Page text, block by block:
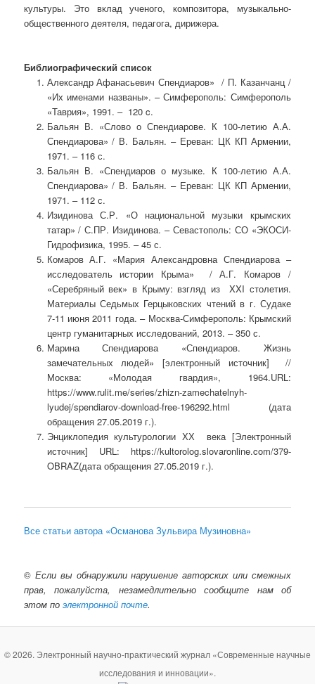
культуры. Это вклад ученого, композитора, музыкально-
общественного деятеля, педагога, дирижера.
Библиографический список
Александр Афанасьевич Спендиаров» / П. Казанчанц /
«Их именами названы». – Симферополь: Симферополь
«Таврия», 1991. – 120 c.
Бальян В. «Слово о Спендиарове. К 100-летию А.А.
Спендиарова» / В. Бальян. – Ереван: ЦК КП Армении,
1971. – 116 с.
Бальян В. «Спендиаров о музыке. К 100-летию А.А.
Спендиарова» / В. Бальян. – Ереван: ЦК КП Армении,
1971. – 112 с.
Изидинова С.Р. «О национальной музыки крымских
татар» / С.ПР. Изидинова. – Севастополь: СО «ЭКОСИ-
Гидрофизика, 1995. – 45 с.
Комаров А.Г. «Мария Александровна Спендиарова –
исследователь истории Крыма» / А.Г. Комаров /
«Серебряный век» в Крыму: взгляд из XXI столетия.
Материалы Седьмых Герцыковских чтений в г. Судаке
7-11 июня 2011 года. – Москва-Симферополь: Крымский
центр гуманитарных исследований, 2013. – 350 с.
Марина Спендиарова «Спендиаров. Жизнь
замечательных людей» [электронный источник] //
Москва: «Молодая гвардия», 1964.URL:
https://www.rulit.me/series/zhizn-zamechatelnyh-
lyudej/spendiarov-download-free-196292.html (дата
обращения 27.05.2019 г.).
Энциклопедия культурологии ХХ века [Электронный
источник] URL: https://kultorolog.slovaronline.com/379-
OBRAZ(дата обращения 27.05.2019 г.).
Все статьи автора «Османова Зульвира Музиновна»
© Если вы обнаружили нарушение авторских или смежных
прав, пожалуйста, незамедлительно сообщите нам об
этом поэлектронной почте.
© 2026. Электронный научно-практический журнал «Современные научные
исследования и инновации».